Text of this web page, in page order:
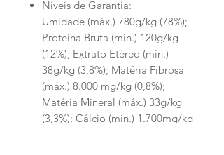
Níveis de Garantia:
Umidade (máx.) 780g/kg (78%);
Proteína Bruta (mín.) 120g/kg
(12%); Extrato Etéreo (mín.)
38g/kg (3,8%); Matéria Fibrosa
(máx.) 8.000 mg/kg (0,8%);
Matéria Mineral (máx.) 33g/kg
(3,3%); Cálcio (mín.) 1.700mg/kg